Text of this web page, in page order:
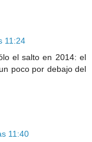
11:24
el salto en 2014: el
poco por debajo del
11:40